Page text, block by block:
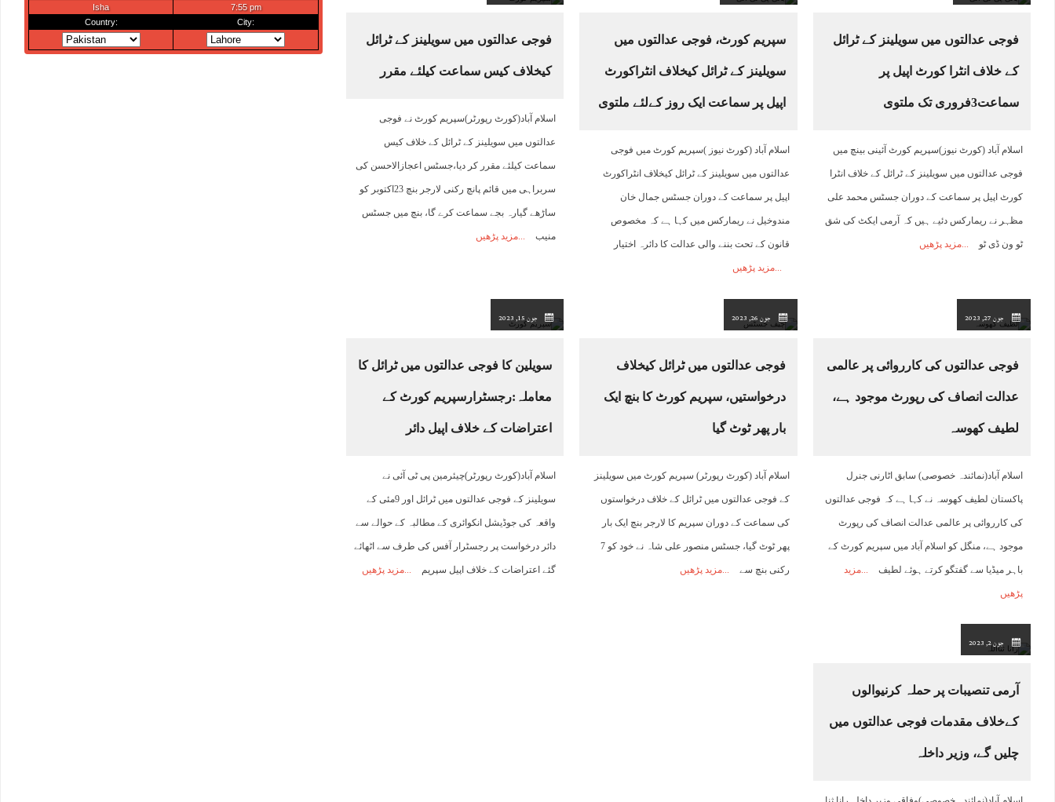
فوجی عدالتوں میں سویلینز کے ٹرائل
کے خلاف انٹرا کورٹ اپیل پر
سماعت3فروری تک ملتوی
اسلام آباد (کورٹ نیوز)سپریم کورٹ آئینی بینچ میں
فوجی عدالتوں میں سویلینز کے ٹرائل کے خلاف انٹرا
کورٹ اپیل پر سماعت کے دوران جسٹس محمد علی
مظہر نے ریمارکس دئیے ہیں کہ آرمی ایکٹ کی شق
ٹو ون ڈی ٹو مزید پڑھیں
سپریم کورٹ، فوجی عدالتوں میں
سویلینز کے ٹرائل کیخلاف انٹراکورٹ
اپیل پر سماعت ایک روز کےلئے ملتوی
اسلام آباد (کورٹ نیوز )سپریم کورٹ میں فوجی
عدالتوں میں سویلینز کے ٹرائل کیخلاف انٹراکورٹ
اپیل پر سماعت کے دوران جسٹس جمال خان
مندوخیل نے ریمارکس میں کہا ہے کہ مخصوص
قانون کے تحت بننے والی عدالت کا دائرہ اختیار
مزید پڑھیں
فوجی عدالتوں میں سویلینز کے ٹرائل
کیخلاف کیس سماعت کیلئے مقرر
اسلام آباد(کورٹ رپورٹر)سپریم کورٹ نے فوجی
عدالتوں میں سویلینز کے ٹرائل کے خلاف کیس
سماعت کیلئے مقرر کر دیا،جسٹس اعجازالاحسن کی
سربراہی میں قائم پانچ رکنی لارجر بنچ 23اکتوبر کو
ساڑھے گیارہ بجے سماعت کرے گا، بنچ میں جسٹس
منیب مزید پڑھیں
جون 27, 2023
فوجی عدالتوں کی کارروائی پر عالمی
عدالت انصاف کی رپورٹ موجود ہے،
لطیف کھوسہ
اسلام آباد(نمائندہ خصوصی) سابق اٹارنی جنرل
پاکستان لطیف کھوسہ نے کہا ہے کہ فوجی عدالتوں
کی کارروائی پر عالمی عدالت انصاف کی رپورٹ
موجود ہے، منگل کو اسلام آباد میں سپریم کورٹ کے
باہر میڈیا سے گفتگو کرتے ہوئے لطیف مزید
پڑھیں
جون 26, 2023
فوجی عدالتوں میں ٹرائل کیخلاف
درخواستیں، سپریم کورٹ کا بنچ ایک
بار پھر ٹوٹ گیا
اسلام آباد (کورٹ رپورٹر) سپریم کورٹ میں سویلینز
کے فوجی عدالتوں میں ٹرائل کے خلاف درخواستوں
کی سماعت کے دوران سپریم کا لارجر بنچ ایک بار
پھر ٹوٹ گیا، جسٹس منصور علی شاہ نے خود کو 7
رکنی بنچ سے مزید پڑھیں
جون 15, 2023
سویلین کا فوجی عدالتوں میں ٹرائل کا
معاملہ:رجسٹرارسپریم کورٹ کے
اعتراضات کے خلاف اپیل دائر
اسلام آباد(کورٹ رپورٹر)چیئرمین پی ٹی آئی نے
سویلینز کے فوجی عدالتوں میں ٹرائل اور 9مئی کے
واقعہ کی جوڈیشل انکوائری کے مطالبہ کے حوالے سے
دائر درخواست پر رجسٹرار آفس کی طرف سے اٹھائے
گئے اعتراضات کے خلاف اپیل سپریم مزید پڑھیں
جون 2, 2023
آرمی تنصیبات پر حملہ کرنیوالوں
کےخلاف مقدمات فوجی عدالتوں میں
چلیں گے، وزیر داخلہ